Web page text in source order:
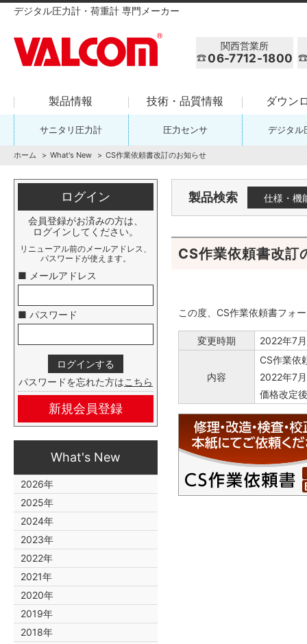
デジタル圧力計・荷重計 専門メーカー
関西営業所
06-7712-1800
製品情報 技術・品質情報 ダウン
サニタリ圧力計 圧力センサ デジタル
ホーム What's New CS作業依頼書改訂のお知らせ
製品検索 仕様・機
CS作業依頼書改訂
この度、CS作業依頼書フォ
変更時期 2022年7
内容
CS作業依
2022年7
価格改定
ログイン
会員登録がお済みの方は、
ログインしてください。
リニューアル前のメールアドレス、
パスワードが使えます。
■ メールアドレス
■ パスワード
パスワードを忘れた方はこちら
新規会員登録
What's New
2026年
2025年
2024年
2023年
2022年
2021年
2020年
2019年
2018年